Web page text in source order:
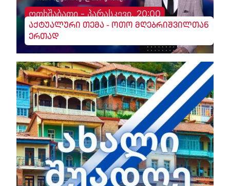
ოთხშაბათი - პარასკევი, 20:00
აქტუალური თემა - ოთო მღებრიშვილთან
ერთად